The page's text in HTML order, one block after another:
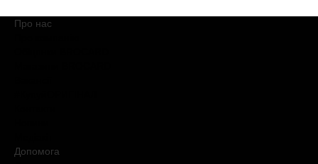
Про нас
Допомога